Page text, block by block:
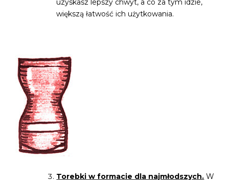
uzyskasz lepszy chwyt, a co za tym idzie,
większą łatwość ich użytkowania.
Torebki w formacie dla najmłodszych. W